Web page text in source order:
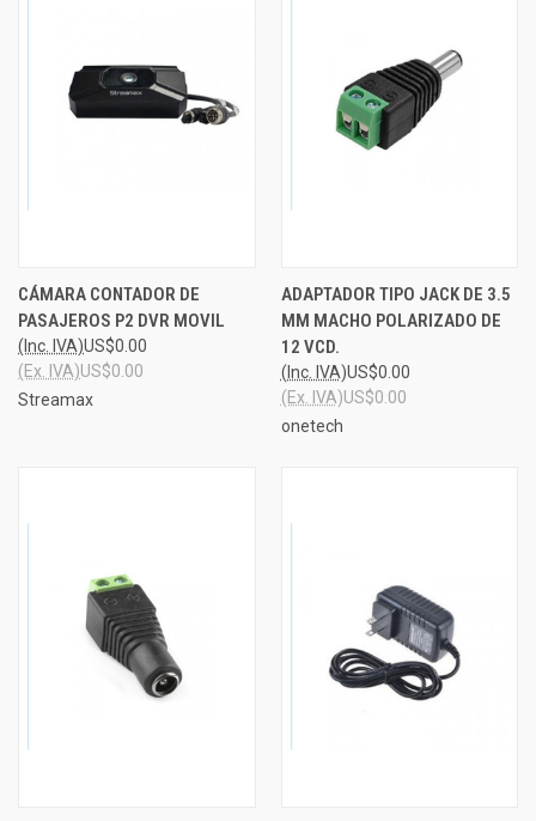
CÁMARA CONTADOR DE
PASAJEROS P2 DVR MOVIL
US$0.00
(Inc. IVA)
US$0.00
(Ex. IVA)
Streamax
ADAPTADOR TIPO JACK DE 3.5
MM MACHO POLARIZADO DE
12 VCD.
US$0.00
(Inc. IVA)
US$0.00
(Ex. IVA)
onetech